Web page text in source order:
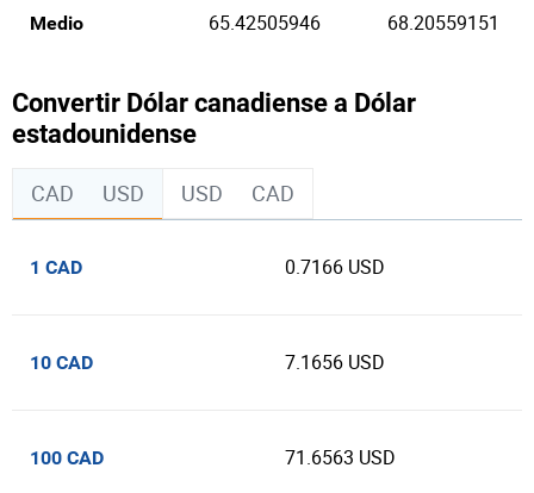
Medio 65.42505946 68.20559151
Convertir Dólar canadiense a Dólar
estadounidense
CAD USD USD CAD
1 CAD 0.7166 USD
10 CAD 7.1656 USD
100 CAD 71.6563 USD